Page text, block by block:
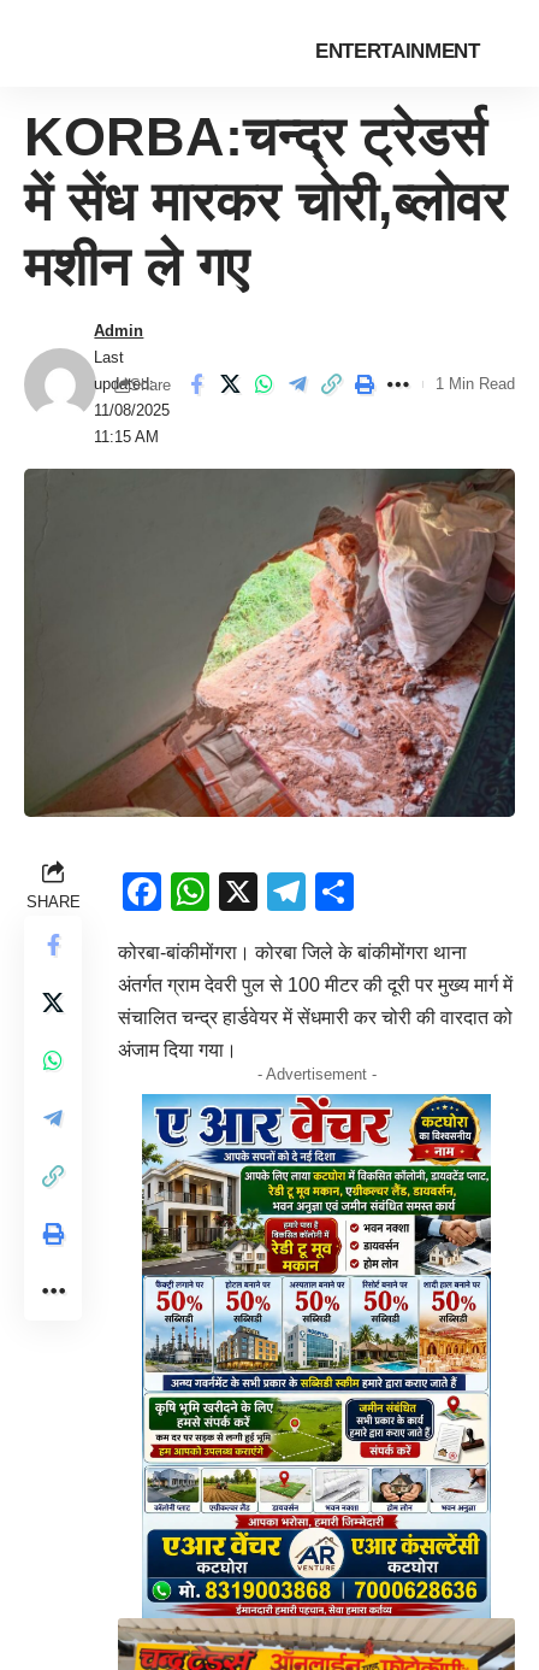
ENTERTAINMENT
KORBA:चन्द्र ट्रेडर्स
में सेंध मारकर चोरी,ब्लोवर
मशीन ले गए
Last
updated:
11/08/2025
11:15 AM
Admin
Share 1 Min Read
SHARE Facebook
WhatsApp
X Telegram
कोरबा-बांकीमोंगरा। कोरबा जिले के बांकीमोंगरा थाना
अंतर्गत ग्राम देवरी पुल से 100 मीटर की दूरी पर मुख्य मार्ग में
संचालित चन्द्र हार्डवेयर में सेंधमारी कर चोरी की वारदात को
अंजाम दिया गया।
- Advertisement -